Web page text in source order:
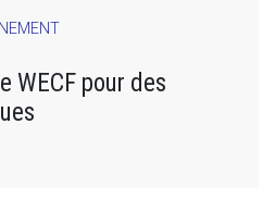
WECF pour des